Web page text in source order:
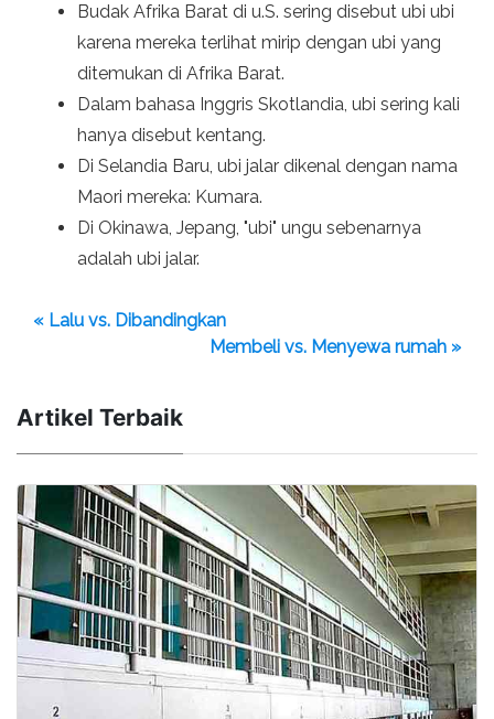
Budak Afrika Barat di u.S. sering disebut ubi ubi
karena mereka terlihat mirip dengan ubi yang
ditemukan di Afrika Barat.
Dalam bahasa Inggris Skotlandia, ubi sering kali
hanya disebut kentang.
Di Selandia Baru, ubi jalar dikenal dengan nama
Maori mereka: Kumara.
Di Okinawa, Jepang, "ubi" ungu sebenarnya
adalah ubi jalar.
« Lalu vs. Dibandingkan
Membeli vs. Menyewa rumah »
Artikel Terbaik